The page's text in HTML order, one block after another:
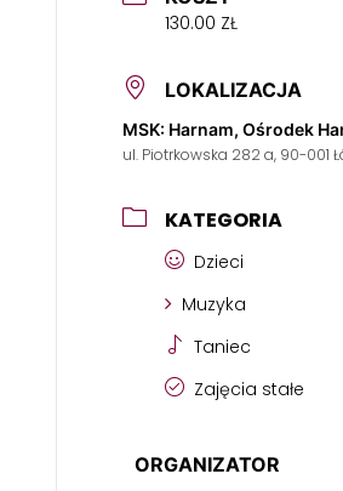
130.00 ZŁ
LOKALIZACJA
MSK: Harnam, Ośrodek
ul. Piotrkowska 282 a, 90-001
KATEGORIA
Dzieci
Muzyka
Taniec
Zajęcia stałe
ORGANIZATOR